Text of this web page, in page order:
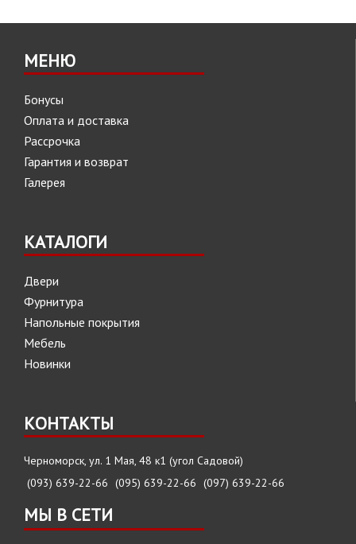
МЕНЮ
Бонусы
Оплата и доставка
Рассрочка
Гарантия и возврат
Галерея
КАТАЛОГИ
Двери
Фурнитура
Напольные покрытия
Мебель
Новинки
КОНТАКТЫ
Черноморск, ул. 1 Мая, 48 к1 (угол Садовой)
(093) 639-22-66 (095) 639-22-66 (097) 639-22-66
МЫ В СЕТИ